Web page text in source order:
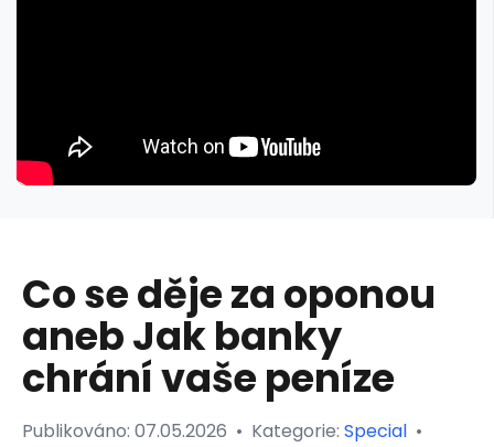
Co se děje za oponou
aneb Jak banky
chrání vaše peníze
Publikováno: 07.05.2026 • Kategorie: Special •